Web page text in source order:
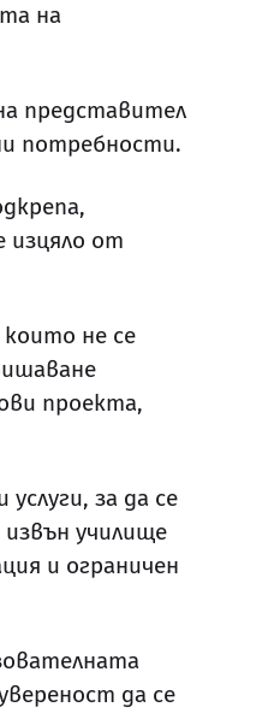
на
представител
потребности.
изцяло от
не се
проекта,
за да се
училище
и ограничен
да се